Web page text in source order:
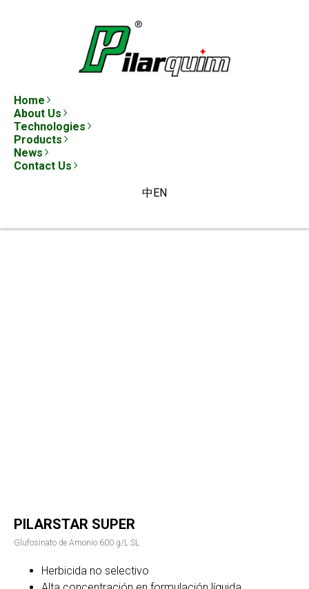
Home
About Us
Technologies
Products
News
Contact Us
中EN
PILARSTAR SUPER
Glufosinato de Amonio 600 g/L SL
Herbicida no selectivo